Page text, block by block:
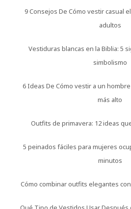
9 Consejos De Cómo vestir casual
adultos
Vestiduras blancas en la Biblia: 5
simbolismo
6 Ideas De Cómo vestir a un
más alto
Outfits de primavera: 12 ideas
5 peinados fáciles para mujeres
minutos
Cómo combinar outfits elegantes